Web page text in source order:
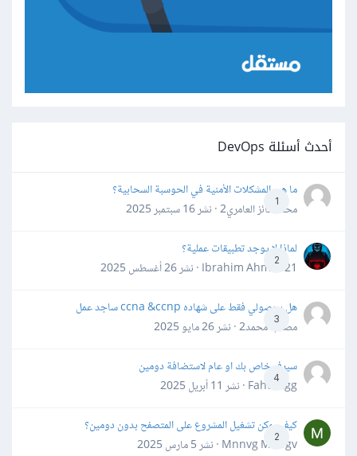
أحدث أسئلة DevOps
1
ما هي المشكلات الأمنية في الحوسبة السحابية؟
محمد فائز العامري2 · نشر
16 سبتمبر 2025
2
لماذا لا يوجد تطبيقات عملية؟
Ibrahim Ahmed21 · نشر
26 أغسطس 2025
3
هل بحصولي فقط على شهاده ccna &ccnp ساجد عمل
مصعب محمد2 · نشر
26 مايو 2025
4
سيرفر خاص بك او عام لاستضافة دومين
Fahd Ggg · نشر
11 أبريل 2025
2
كيف يمكن تشغيل المشروع على المتصفح بدون دومين؟
Mnnvg Mnbgv · نشر
5 مارس 2025